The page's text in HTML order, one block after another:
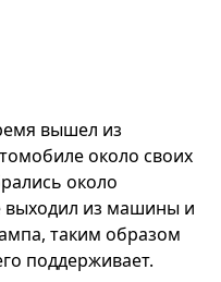
вышел из
около своих
около
из машины и
таким образом
поддерживает.